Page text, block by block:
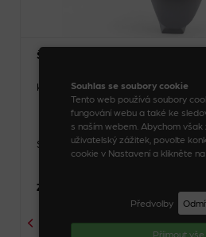
Souhlas se soubory cookie
Tento web používá soubory
fungování webu a také ke
s naším webem. Abychom však
uživatelský zážitek, povolte
cookie v Nastavení a klikněte na
Předvolby
Příjmout vše
Šátek s motivem srsti šelmy
Kód zboží: 48449_3_1
Skladem
Zvolte variantu